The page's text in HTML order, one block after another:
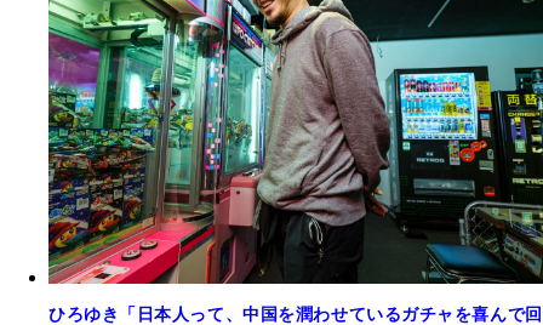
ひろゆき「日本人って、中国を潤わせているガチャを喜んで回